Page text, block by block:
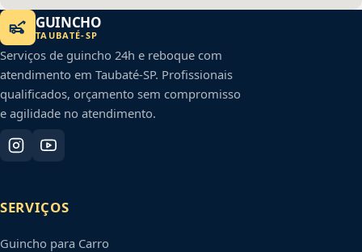
GUINCHO
TAUBATÉ-SP
Serviços de guincho 24h e reboque com
atendimento em Taubaté-SP. Profissionais
qualificados, orçamento sem compromisso
e agilidade no atendimento.
SERVIÇOS
Guincho para Carro